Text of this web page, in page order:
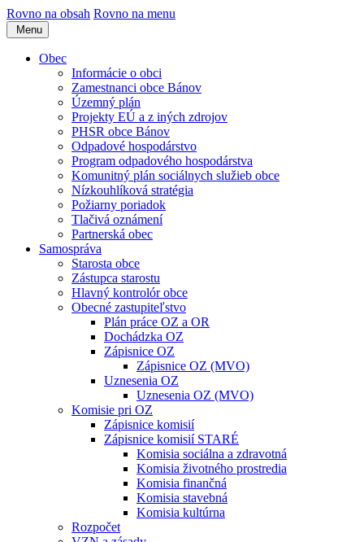
Rovno na obsah Rovno na menu
Menu
Obec
Informácie o obci
Zamestnanci obce Bánov
Územný plán
Projekty EÚ a z iných zdrojov
PHSR obce Bánov
Odpadové hospodárstvo
Program odpadového hospodárstva
Komunitný plán sociálnych služieb obce
Nízkouhlíková stratégia
Požiarny poriadok
Tlačivá oznámení
Partnerská obec
Samospráva
Starosta obce
Zástupca starostu
Hlavný kontrolór obce
Obecné zastupiteľstvo
Plán práce OZ a OR
Dochádzka OZ
Zápisnice OZ
Zápisnice OZ (MVO)
Uznesenia OZ
Uznesenia OZ (MVO)
Komisie pri OZ
Zápisnice komisií
Zápisnice komisií STARÉ
Komisia sociálna a zdravotná
Komisia životného prostredia
Komisia finančná
Komisia stavebná
Komisia kultúrna
Rozpočet